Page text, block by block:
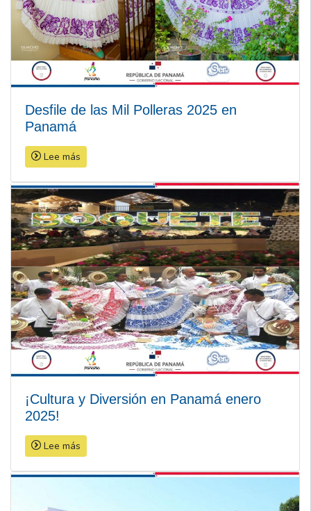
Desfile de las Mil Polleras 2025 en
Panamá
Lee más
¡Cultura y Diversión en Panamá enero
2025!
Lee más